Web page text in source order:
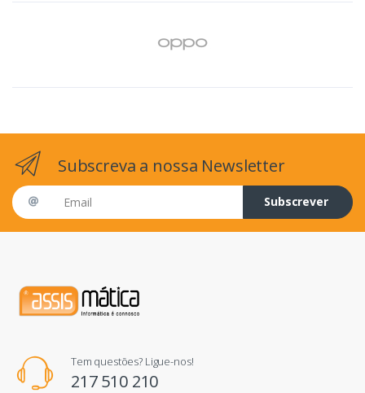
Subscreva a nossa Newsletter
Email address
Subscrever
Tem questões? Ligue-nos!
217 510 210